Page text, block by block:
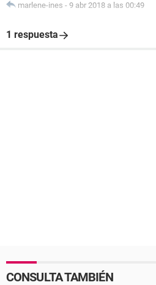
marlene-ines - 9 abr 2018 a las 00:49
1 respuesta
CONSULTA TAMBIÉN